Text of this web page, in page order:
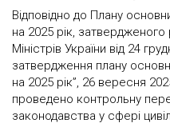
Відповідно до Плану
на 2025 рік,
Міністрів України від 24
затвердження плану
на 2025 рік”, 26 вересня
проведено контрольну
законодавства у сфері